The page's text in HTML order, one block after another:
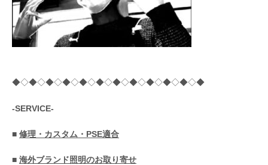
◆◇◆◇◆◇◆◇◆◇◆◇◆◇◆◇◆◇◆◇◆◇◆
-SERVICE-
■ 修理・カスタム・PSE適合
■ 海外ブランド照明のお取り寄せ